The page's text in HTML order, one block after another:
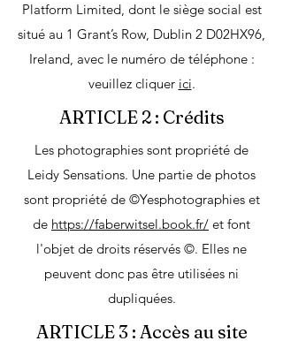
Platform Limited, dont le siège social est
situé au 1 Grant’s Row, Dublin 2 D02HX96,
Ireland, avec le numéro de téléphone :
veuillez cliquer ici.
ARTICLE 2 : Crédits
Les photographies sont propriété de
Leidy Sensations. Une partie de photos
sont propriété de ©Yesphotographies et
de https://faberwitsel.book.fr/ et font
l'objet de droits réservés ©. Elles ne
peuvent donc pas être utilisées ni
dupliquées.
ARTICLE 3 : Accès au site